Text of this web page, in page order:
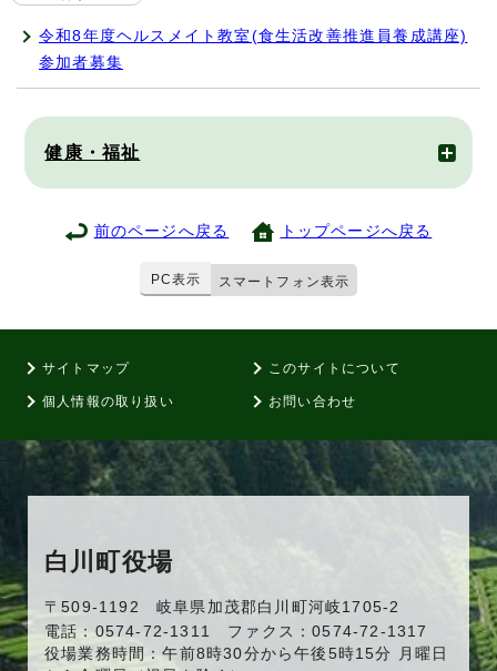
令和8年度ヘルスメイト教室(食生活改善推進員養成講座)
参加者募集
健康・福祉
前のページへ戻る トップページへ戻る
PC表示 スマートフォン表示
サイトマップ このサイトについて
個人情報の取り扱い お問い合わせ
白川町役場
〒509-1192 岐阜県加茂郡白川町河岐1705-2
電話：0574-72-1311 ファクス：0574-72-1317
役場業務時間：午前8時30分から午後5時15分 月曜日